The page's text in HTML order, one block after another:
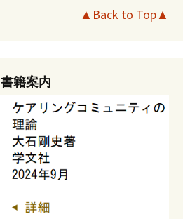
▲Back to Top▲
書籍案内